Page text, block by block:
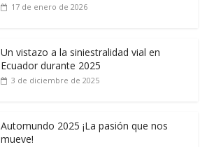
17 de enero de 2026
Un vistazo a la siniestralidad vial en
Ecuador durante 2025
3 de diciembre de 2025
Automundo 2025 ¡La pasión que nos
mueve!